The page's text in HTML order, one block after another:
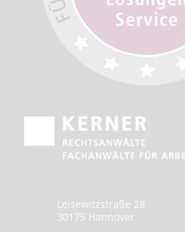
Leisewitzstraße 28
30175 Hannover